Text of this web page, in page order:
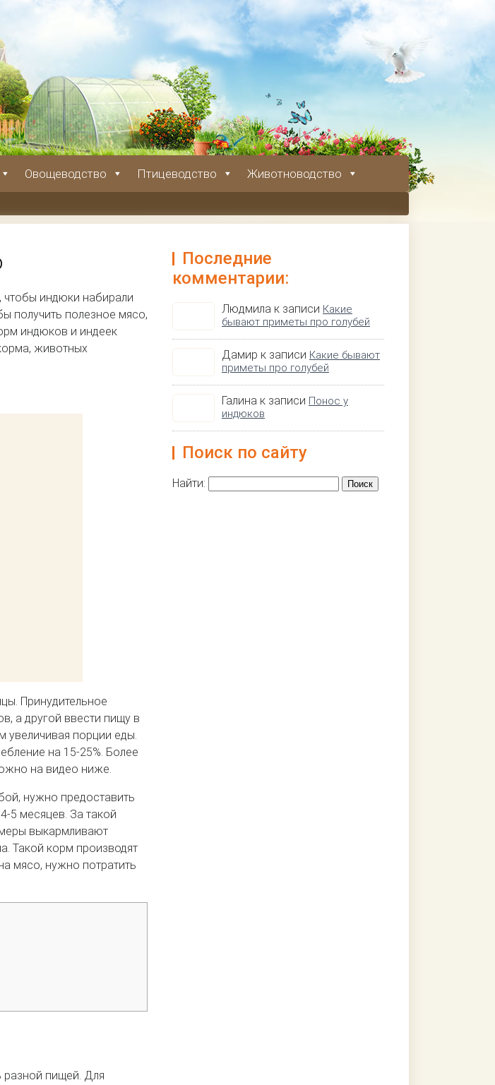
Овощеводство Птицеводство Животноводство
чтобы индюки набирали
получить полезное мясо,
индюков и индеек
животных
Принудительное
а другой ввести пищу в
увеличивая порции еды.
на 15-25%. Более
на видео ниже.
нужно предоставить
5 месяцев. За такой
выкармливают
Такой корм производят
мясо, нужно потратить
разной пищей. Для
Последние
комментарии:
Людмила к записи Какие
бывают приметы про голубей
Дамир к записи Какие бывают
приметы про голубей
Галина к записи Понос у
индюков
Поиск по сайту
Найти: